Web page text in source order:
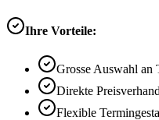
Ihre Vorteile:
Grosse Auswahl an
Direkte
Flexible